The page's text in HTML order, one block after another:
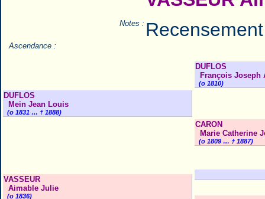
Notes :
DUFLOS
Mein Jean Louis
(o 1831 … † 1888)
DUFLOS
François Joseph
(o 1810)
CARON
Marie Catherine
(o 1809 … † 1887)
VASSEUR
Aimable Julie
(o 1836)
Ascendance :